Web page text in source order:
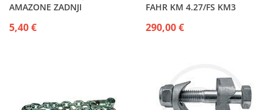
AMAZONE ZADNJI
5,40 €
FAHR KM 4.27/FS KM3
290,00 €